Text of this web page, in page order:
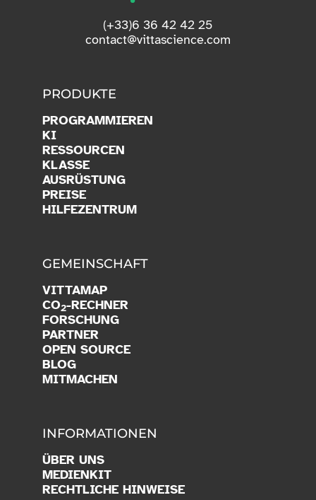
(+33)6 36 42 42 25
contact@vittascience.com
PRODUKTE
PROGRAMMIEREN
KI
RESSOURCEN
KLASSE
AUSRÜSTUNG
PREISE
HILFEZENTRUM
GEMEINSCHAFT
VITTAMAP
CO2-RECHNER
FORSCHUNG
PARTNER
OPEN SOURCE
BLOG
MITMACHEN
INFORMATIONEN
ÜBER UNS
MEDIENKIT
RECHTLICHE HINWEISE